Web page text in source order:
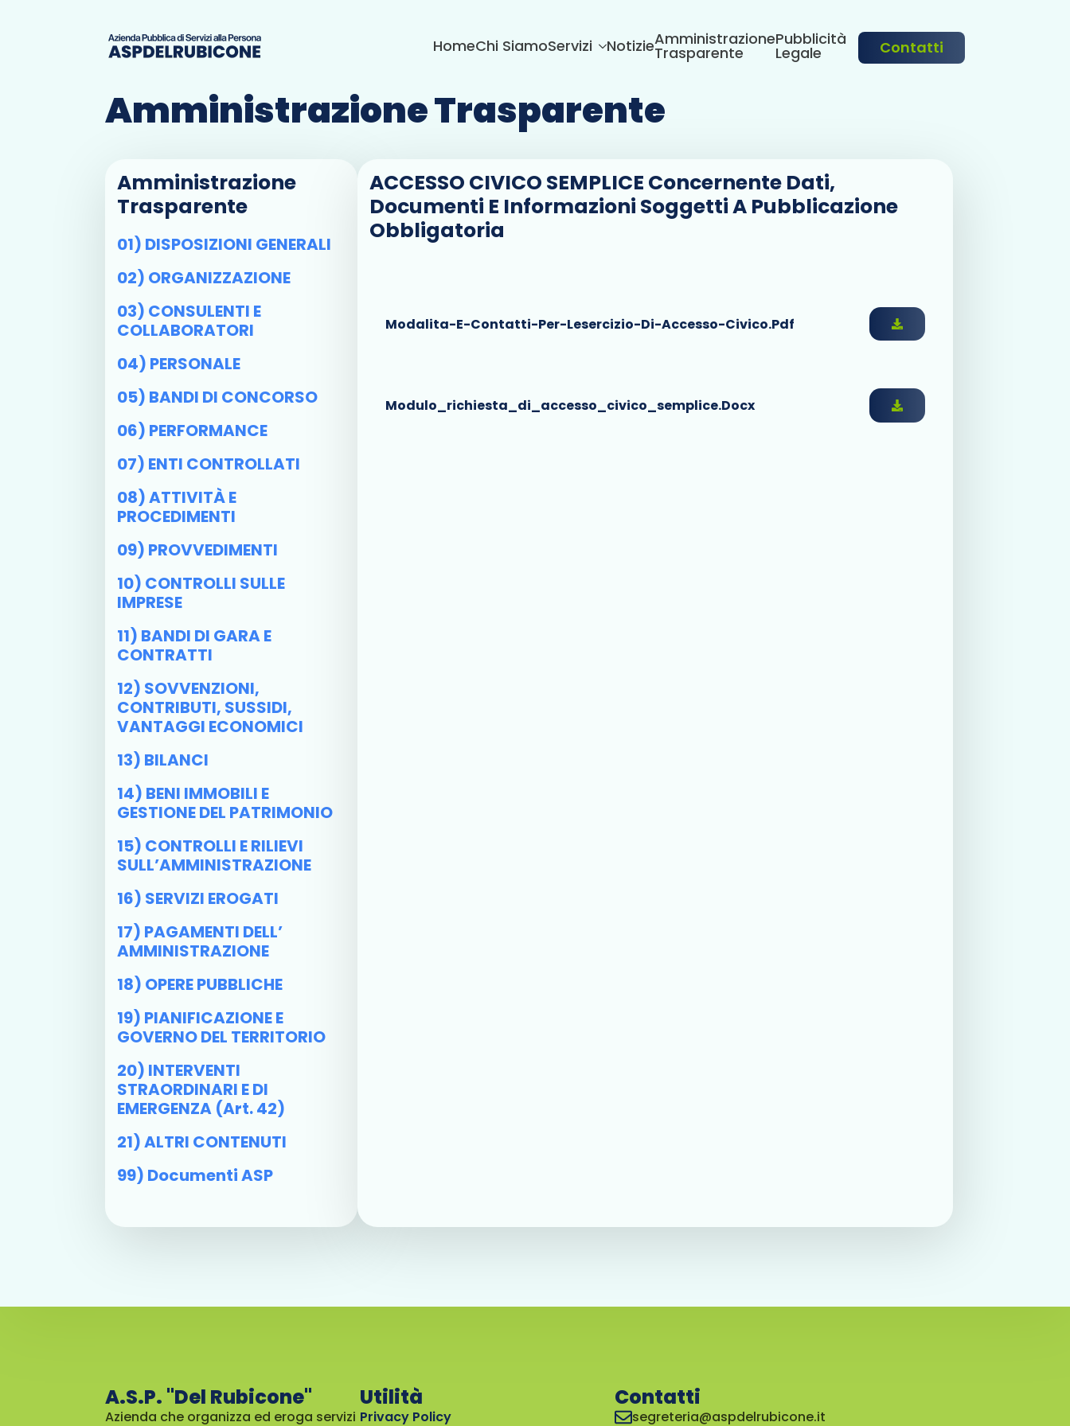
HomeChi SiamoServizi NotizieAmministrazione
Trasparente
Pubblicità
Legale Contatti
Amministrazione Trasparente
Amministrazione
Trasparente
01) DISPOSIZIONI GENERALI
02) ORGANIZZAZIONE
03) CONSULENTI E
COLLABORATORI
04) PERSONALE
05) BANDI DI CONCORSO
06) PERFORMANCE
07) ENTI CONTROLLATI
08) ATTIVITÀ E
PROCEDIMENTI
09) PROVVEDIMENTI
10) CONTROLLI SULLE
IMPRESE
11) BANDI DI GARA E
CONTRATTI
12) SOVVENZIONI,
CONTRIBUTI, SUSSIDI,
VANTAGGI ECONOMICI
13) BILANCI
14) BENI IMMOBILI E
GESTIONE DEL PATRIMONIO
15) CONTROLLI E RILIEVI
SULL’AMMINISTRAZIONE
16) SERVIZI EROGATI
17) PAGAMENTI DELL’
AMMINISTRAZIONE
18) OPERE PUBBLICHE
19) PIANIFICAZIONE E
GOVERNO DEL TERRITORIO
20) INTERVENTI
STRAORDINARI E DI
EMERGENZA (art. 42)
21) ALTRI CONTENUTI
99) Documenti ASP
ACCESSO CIVICO SEMPLICE Concernente Dati,
Documenti E Informazioni Soggetti A Pubblicazione
Obbligatoria
Modalita-E-Contatti-Per-Lesercizio-Di-Accesso-Civico.pdf
Modulo_richiesta_di_accesso_civico_semplice.docx
A.S.P. "Del Rubicone"
Azienda che organizza ed eroga servizi
Utilità
Privacy Policy
Contatti
segreteria@aspdelrubicone.it